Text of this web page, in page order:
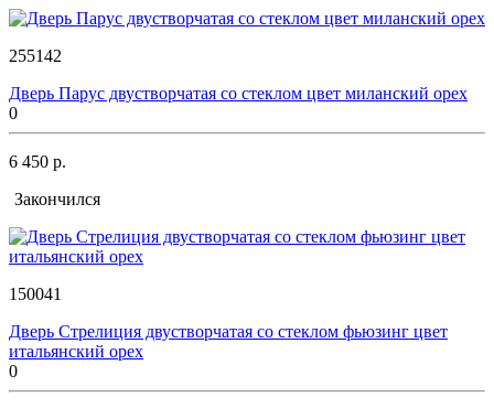
255142
Дверь Парус двустворчатая со стеклом цвет миланский орех
0
6 450 р.
Закончился
150041
Дверь Стрелиция двустворчатая со стеклом фьюзинг цвет
итальянский орех
0